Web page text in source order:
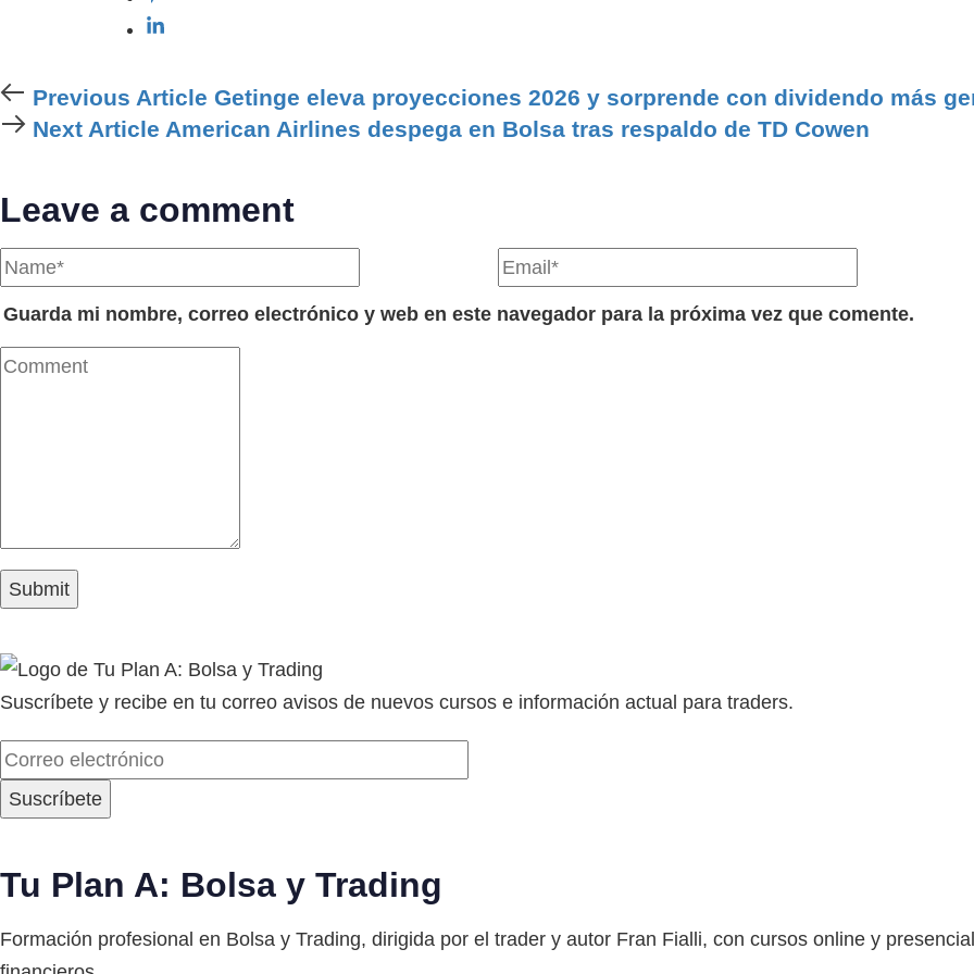
Previous
Article
Previous Article Getinge eleva proyecciones 2026 y sorprende con dividendo más
NextNext Article American Airlines despega en Bolsa tras respaldo de TD Cowen
Leave a comment
Guarda mi nombre, correo electrónico y web en este navegador para la próxima vez que comente.
Suscríbete y recibe en tu correo avisos de nuevos cursos e información actual para traders.
Tu Plan A: Bolsa y Trading
Formación profesional en Bolsa y Trading, dirigida por el trader y autor Fran Fialli, con cursos online y